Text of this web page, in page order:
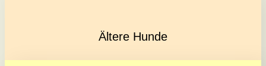
Ältere Hunde